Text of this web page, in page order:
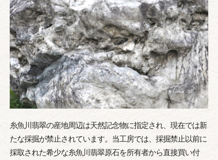
糸魚川翡翠の産地周辺は天然記念物に指定され、現在では新
たな採掘が禁止されています。当工房では、採掘禁止以前に
採取された希少な糸魚川翡翠原石を所有者から直接買い付